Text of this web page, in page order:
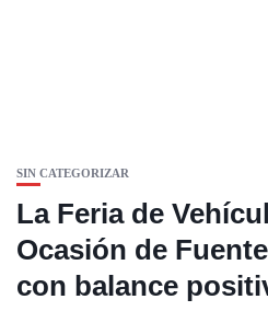
SIN CATEGORIZAR
La Feria de
Ocasión de
con balance